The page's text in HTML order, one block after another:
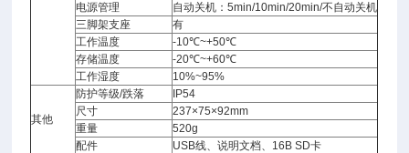
电源管理
自动关机：5min/10min/20min/不自动关机
三脚架支座
有
工作温度
-10℃~+50℃
存储温度
-20℃~+60℃
工作湿度
10%~95%
其他
防护等级/跌落
IP54
尺寸
237×75×92mm
重量
520g
配件
USB线、说明文档、16B SD卡